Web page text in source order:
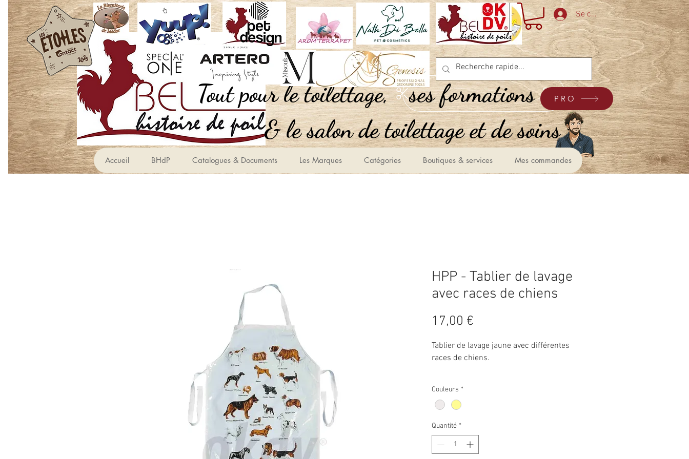
Se connecter
,Tout pour le toilettage
ses formations
le salon de toilettage et de soins &
Accueil BHdP Catalogues & Documents Les Marques Catégories Boutiques & services Mes commandes
PRO
HPP - Tablier de lavage
avec races de chiens
17,00 €
Tablier de lavage jaune avec différentes
races de chiens.
qualité. Fabriqué en polyester
hydrofuge.
✔ Fabriqué en polyester.
✔ Hydrofuge.
Couleurs *
Quantité *